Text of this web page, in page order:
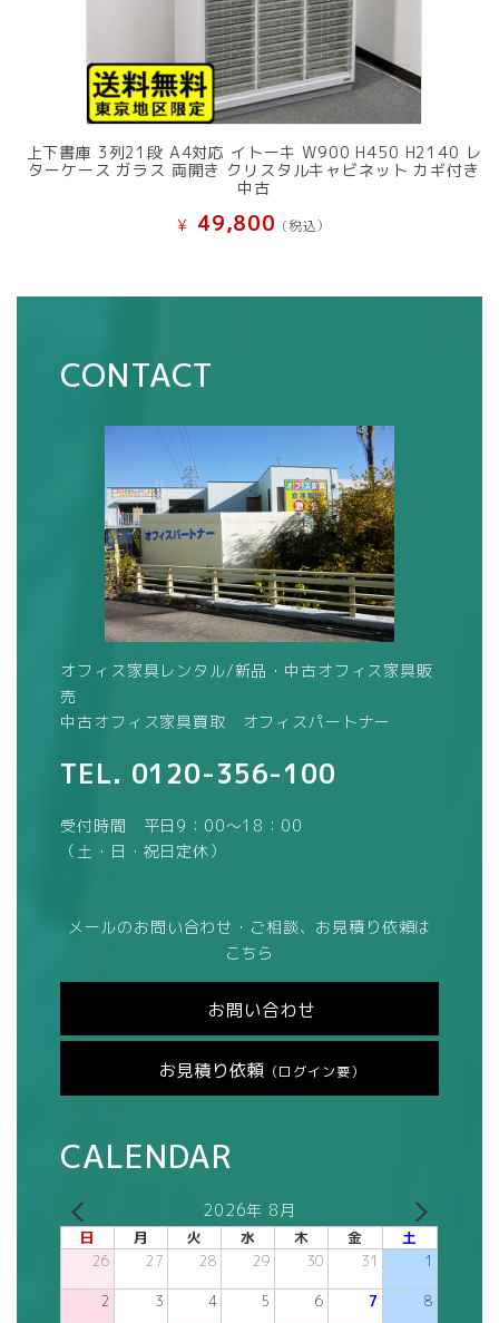
上下書庫 3列21段 A4対応 イトーキ W900 H450 H2140 レ
ターケース ガラス 両開き クリスタルキャビネット カギ付き
中古
¥ 49,800 (税込）
CONTACT
オフィス家具レンタル/新品・中古オフィス家具販
売
中古オフィス家具買取 オフィスパートナー
TEL. 0120-356-100
受付時間 平日9：00～18：00
（土・日・祝日定休）
メールのお問い合わせ・ご相談、お見積り依頼は
こちら
お問い合わせ
お見積り依頼 （ログイン要）
CALENDAR
2026年 8月
日 月 火 水 木 金 土
26 27 28 29 30 31 1
2 3 4 5 6 7 8